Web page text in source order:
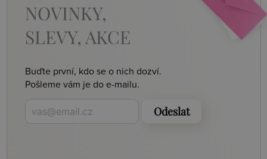
NOVINKY,
SLEVY, AKCE
Buďte první, kdo se o nich dozví.
Pošleme vám je do e-mailu.
Odeslat